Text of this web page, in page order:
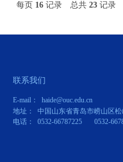
每页 16 记录 总共 23 记录
联系我们
E-mail： haide@ouc.edu.cn
地址： 中国山东省青岛市崂山区
电话： 0532-66787225 0532-